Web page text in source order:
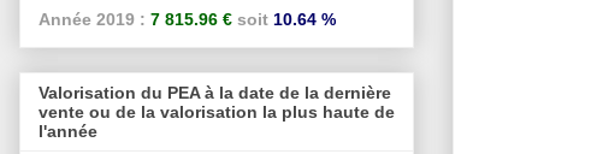
Année 2019 : 7 815.96 € soit 10.64 %
Valorisation du PEA à la date de la dernière
vente ou de la valorisation la plus haute de
l'année